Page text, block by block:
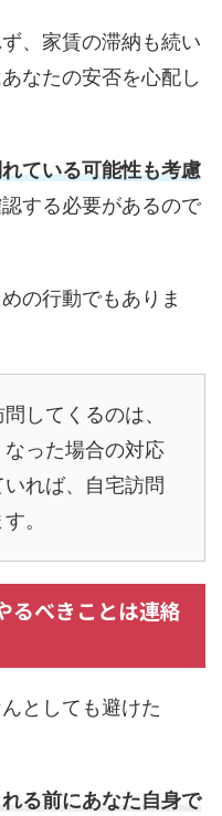
、家賃の滞納も続い
なたの安否を心配し
ている可能性も考慮
する必要があるので
の行動でもありま
してくるのは、
った場合の対応
れば、自宅訪問
。
るべきことは連絡
としても避けた
る前にあなた自身で